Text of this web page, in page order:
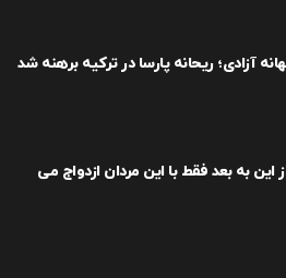
آزادی؛ ریحانه پارسا در ترکیه برهنه شد
این به بعد فقط با این مردان ازدواج می